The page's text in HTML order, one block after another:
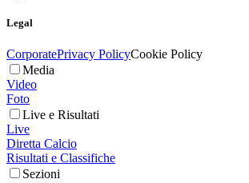
Legal
CorporatePrivacy PolicyCookie Policy
Media
Video
Foto
Live e Risultati
Live
Diretta Calcio
Risultati e Classifiche
Sezioni